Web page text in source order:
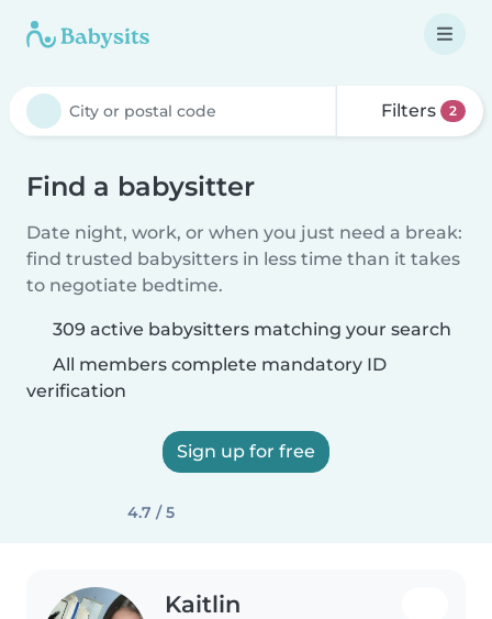
Filters 2
Find a babysitter
Date night, work, or when you just need a break:
find trusted babysitters in less time than it takes
to negotiate bedtime.
309 active babysitters matching your search
All members complete mandatory ID
verification
Sign up for free
4.7 / 5
Kaitlin